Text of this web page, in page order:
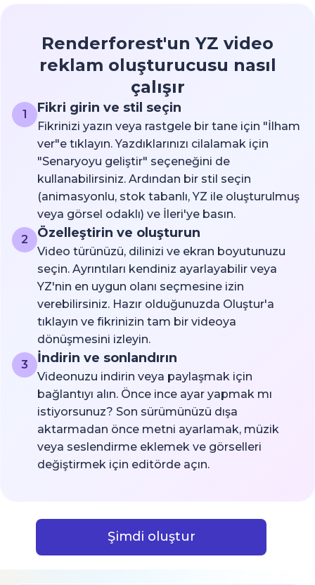
Renderforest'un YZ video
reklam oluşturucusu nasıl
çalışır
1 Fikri girin ve stil seçin
Fikrinizi yazın veya rastgele bir tane için "İlham
ver"e tıklayın. Yazdıklarınızı cilalamak için
"Senaryoyu geliştir" seçeneğini de
kullanabilirsiniz. Ardından bir stil seçin
(animasyonlu, stok tabanlı, YZ ile oluşturulmuş
veya görsel odaklı) ve İleri'ye basın.
2
Özelleştirin ve oluşturun
Video türünüzü, dilinizi ve ekran boyutunuzu
seçin. Ayrıntıları kendiniz ayarlayabilir veya
YZ'nin en uygun olanı seçmesine izin
verebilirsiniz. Hazır olduğunuzda Oluştur'a
tıklayın ve fikrinizin tam bir videoya
dönüşmesini izleyin.
3
İndirin ve sonlandırın
Videonuzu indirin veya paylaşmak için
bağlantıyı alın. Önce ince ayar yapmak mı
istiyorsunuz? Son sürümünüzü dışa
aktarmadan önce metni ayarlamak, müzik
veya seslendirme eklemek ve görselleri
değiştirmek için editörde açın.
Şimdi oluştur